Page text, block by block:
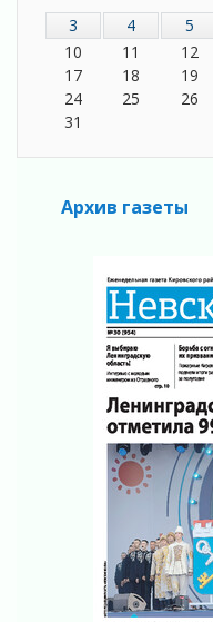
05 августа 2026
Добровольцы
05 августа 2026
С заботой о
05 августа 2026
Лучшая из лучших
Пульс региона
«Результат
ведомства и
05 августа 2026
Вдохновлять,
05 августа 2026
Не оставят в беде
05 августа 2026
На лидирующих
04 августа 2026
Итоги конкурса
Кадрового
04 августа 2026
Ставка на
04 августа 2026
3
4 5
10
11 12
17
18 19
24
25 26
31
Архив газеты